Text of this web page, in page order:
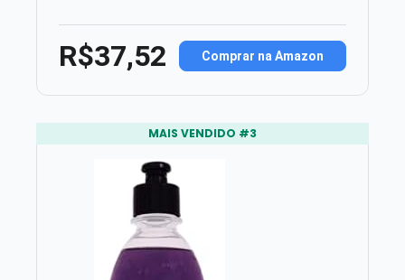
R$37,52 Comprar na Amazon
MAIS VENDIDO #3